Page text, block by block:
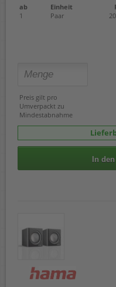
ab Einheit
1
Paar
Preis gilt pro
Umverpackt zu
Mindestabnahme
In